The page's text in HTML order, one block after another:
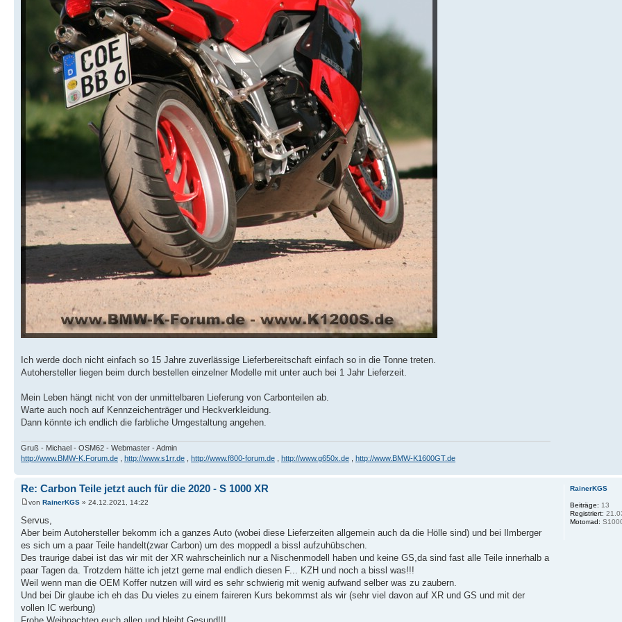
Ich werde doch nicht einfach so 15 Jahre zuverlässige Lieferbereitschaft einfach so in die Tonne treten.
Autohersteller liegen beim durch bestellen einzelner Modelle mit unter auch bei 1 Jahr Lieferzeit.
Mein Leben hängt nicht von der unmittelbaren Lieferung von Carbonteilen ab.
Warte auch noch auf Kennzeichenträger und Heckverkleidung.
Dann könnte ich endlich die farbliche Umgestaltung angehen.
Gruß - Michael - OSM62 - Webmaster - Admin
http://www.BMW-K.Forum.de , http://www.s1rr.de , http://www.f800-forum.de , http://www.g650x.de , http://www.BMW-K1600GT.de
Re: Carbon Teile jetzt auch für die 2020 - S 1000 XR
von RainerKGS » 24.12.2021, 14:22
Servus,
Aber beim Autohersteller bekomm ich a ganzes Auto (wobei diese Lieferzeiten allgemein auch da die Hölle sind) und bei Ilmberger
es sich um a paar Teile handelt(zwar Carbon) um des moppedl a bissl aufzuhübschen.
Des traurige dabei ist das wir mit der XR wahrscheinlich nur a Nischenmodell haben und keine GS,da sind fast alle Teile innerhalb a
paar Tagen da. Trotzdem hätte ich jetzt gerne mal endlich diesen F... KZH und noch a bissl was!!!
Weil wenn man die OEM Koffer nutzen will wird es sehr schwierig mit wenig aufwand selber was zu zaubern.
Und bei Dir glaube ich eh das Du vieles zu einem faireren Kurs bekommst als wir (sehr viel davon auf XR und GS und mit der
vollen IC werbung)
RainerKGS
Beiträge: 13
Registriert:
Motorrad: